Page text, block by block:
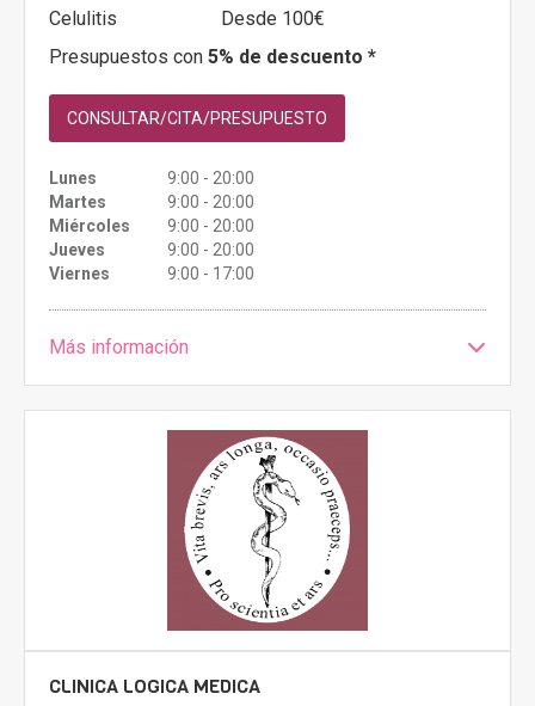
Celulitis
Desde 100€
Presupuestos con 5% de descuento *
CONSULTAR/CITA/PRESUPUESTO
Lunes
9:00 - 20:00
Martes
9:00 - 20:00
Miércoles
9:00 - 20:00
Jueves
9:00 - 20:00
Viernes
9:00 - 17:00
Más información
CLINICA LOGICA MEDICA